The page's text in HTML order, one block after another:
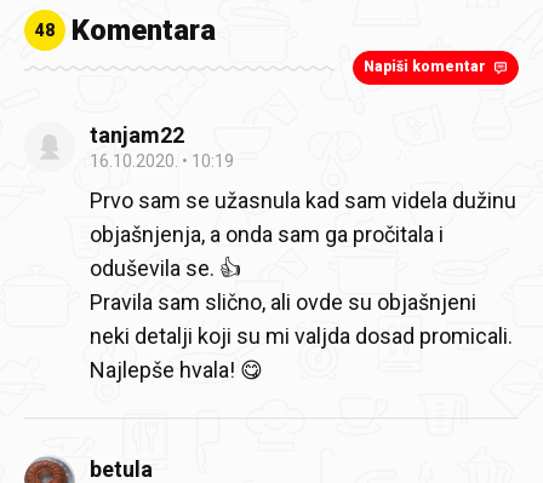
48 Komentara
Napiši komentar
tanjam22
16.10.2020. 10:19
Prvo sam se užasnula kad sam videla dužinu
objašnjenja, a onda sam ga pročitala i
oduševila se. 👍
Pravila sam slično, ali ovde su objašnjeni
neki detalji koji su mi valjda dosad promicali.
Najlepše hvala! 😋
betula